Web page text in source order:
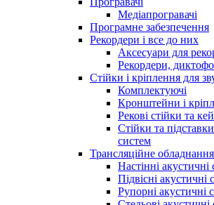
Медіапрогравачі
Програмне забезпечення
Рекордери і все до них
Аксесуари для
Рекордери,
Стійки і кріплення для
Комплектуючі
Кронштейни і
Рекові стійки та
Стійки та
систем
Трансляційне обладнання
Настінні акустичні
Підвісні акустичні
Рупорні акустичні